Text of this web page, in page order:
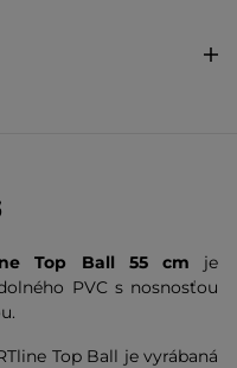
Top Ball 55 cm je
PVC s nosnosťou
Top Ball je vyrábaná